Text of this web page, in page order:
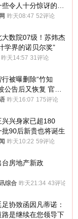
令人十分惊讶的消
昨天08:47 52评论
大数院07级！苏炜杰
学界的诺贝尔奖”
昨天14:57 31评论
被曝删除“竹知
公告后又恢复 官媒
劝华为要大度的，
昨天16:07 175评论
兴兴身家已超180
批90后新贵也将诞生
昨天10:22 59评论
台房地产新政
综合 昨天21:34 43评论
足协致函因凡蒂诺：
路是继续在您领导下